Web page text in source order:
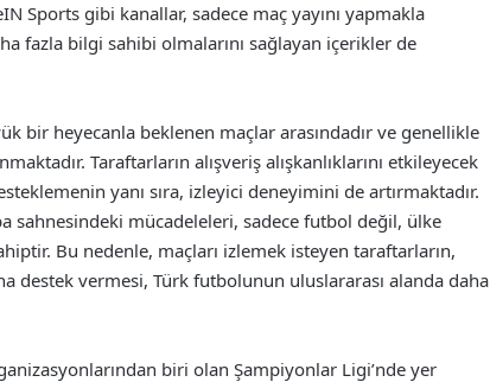
Sports gibi kanallar, sadece maç yayını yapmakla
fazla bilgi sahibi olmalarını sağlayan içerikler de
bir heyecanla beklenen maçlar arasındadır ve genellikle
Taraftarların alışveriş alışkanlıklarını etkileyecek
yanı sıra, izleyici deneyimini de artırmaktadır.
sahnesindeki mücadeleleri, sadece futbol değil, ülke
Bu nedenle, maçları izlemek isteyen taraftarların,
destek vermesi, Türk futbolunun uluslararası alanda daha
biri olan Şampiyonlar Ligi’nde yer